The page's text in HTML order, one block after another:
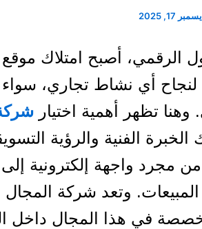
17, 2025
الرقمي، أصبح امتلاك موقع
لنجاح أي نشاط تجاري،
تظهر أهمية اختيار
الخبرة الفنية والرؤية
مجرد واجهة إلكترونية
المبيعات. وتعد شركة المجال
في هذا المجال داخل